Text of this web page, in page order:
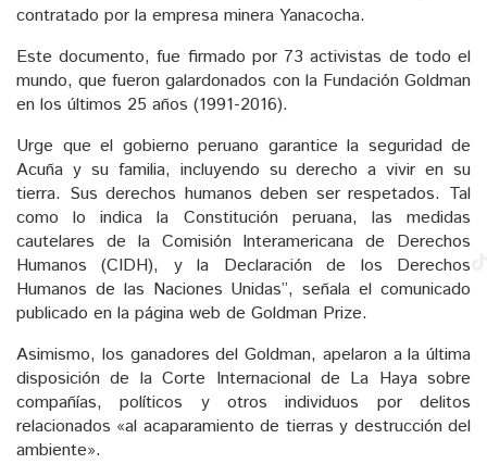
contratado por la empresa minera Yanacocha.
Este documento, fue firmado por 73 activistas de todo el
mundo, que fueron galardonados con la Fundación Goldman
en los últimos 25 años (1991-2016).
Urge que el gobierno peruano garantice la seguridad de
Acuña y su familia, incluyendo su derecho a vivir en su
tierra. Sus derechos humanos deben ser respetados. Tal
como lo indica la Constitución peruana, las medidas
cautelares de la Comisión Interamericana de Derechos
Humanos (CIDH), y la Declaración de los Derechos
Humanos de las Naciones Unidas”, señala el comunicado
publicado en la página web de Goldman Prize.
Asimismo, los ganadores del Goldman, apelaron a la última
disposición de la Corte Internacional de La Haya sobre
compañías, políticos y otros individuos por delitos
relacionados «al acaparamiento de tierras y destrucción del
ambiente».